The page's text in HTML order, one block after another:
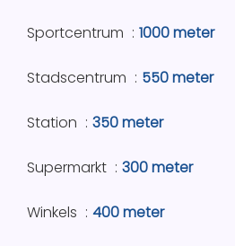
Sportcentrum 1000 meter
Stadscentrum 550 meter
Station 350 meter
Supermarkt 300 meter
Winkels 400 meter